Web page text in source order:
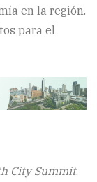
en la región.
para el
City Summit,